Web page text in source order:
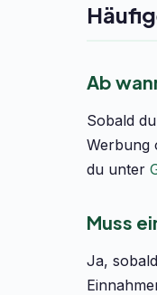
Ab
Sobald
Werbung
du unter
Muss
Ja,